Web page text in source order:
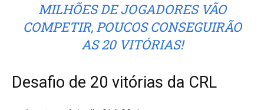
MILHÕES DE JOGADORES VÃO
COMPETIR, POUCOS CONSEGUIRÃO
AS 20 VITÓRIAS!
Desafio de 20 vitórias da CRL